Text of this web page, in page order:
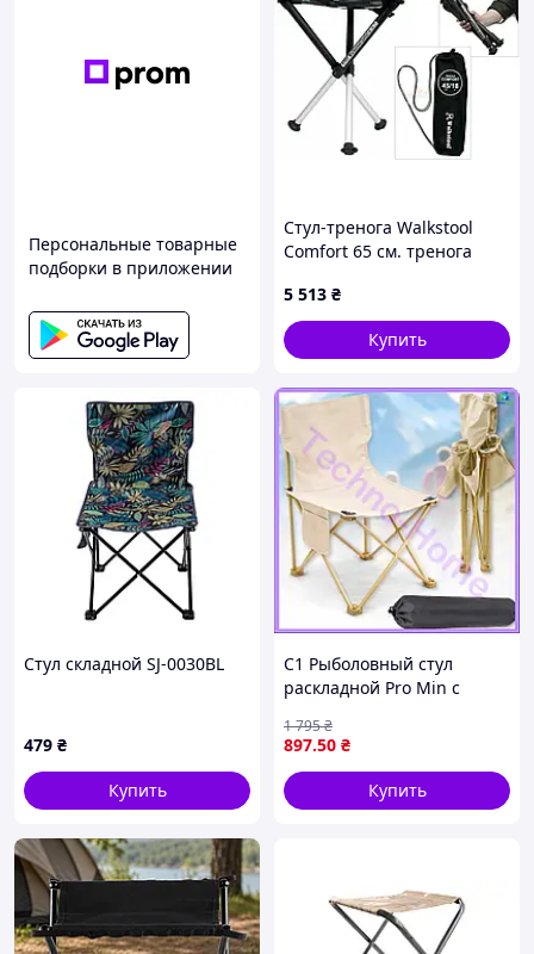
Персональные товарные
подборки в приложении
Стул-тренога Walkstool
Comfort 65 см. тренога
5 513 ₴
Купить
Стул складной SJ-0030BL
479 ₴
Купить
C1 Рыболовный стул
раскладной Pro Min с
рыболовный со спинкой,
стулья складные ту
Teh/hom
897.50 ₴
1 795₴
Купить